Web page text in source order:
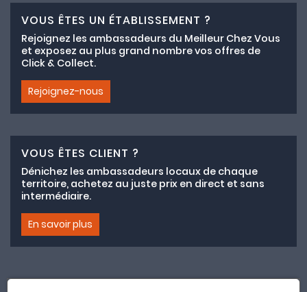
VOUS ÊTES UN ÉTABLISSEMENT ?
Rejoignez les ambassadeurs du Meilleur Chez Vous
et exposez au plus grand nombre vos offres de
Click & Collect.
Rejoignez-nous
VOUS ÊTES CLIENT ?
Dénichez les ambassadeurs locaux de chaque
territoire, achetez au juste prix en direct et sans
intermédiaire.
En savoir plus